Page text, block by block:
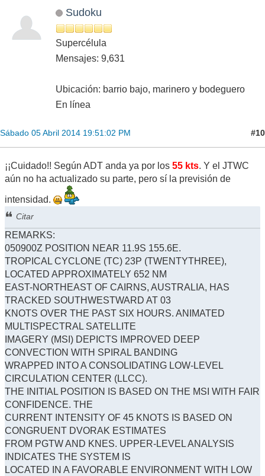
Sudoku
Supercélula
Mensajes: 9,631
Ubicación: barrio bajo, marinero y bodeguero
En línea
Sábado 05 Abril 2014 19:51:02 PM #10
¡¡Cuidado!! Según ADT anda ya por los 55 kts. Y el JTWC
aún no ha actualizado su parte, pero sí la previsión de
intensidad.
Citar
REMARKS:
050900Z POSITION NEAR 11.9S 155.6E.
TROPICAL CYCLONE (TC) 23P (TWENTYTHREE),
LOCATED APPROXIMATELY 652 NM
EAST-NORTHEAST OF CAIRNS, AUSTRALIA, HAS
TRACKED SOUTHWESTWARD AT 03
KNOTS OVER THE PAST SIX HOURS. ANIMATED
MULTISPECTRAL SATELLITE
IMAGERY (MSI) DEPICTS IMPROVED DEEP
CONVECTION WITH SPIRAL BANDING
WRAPPED INTO A CONSOLIDATING LOW-LEVEL
CIRCULATION CENTER (LLCC).
THE INITIAL POSITION IS BASED ON THE MSI WITH FAIR
CONFIDENCE. THE
CURRENT INTENSITY OF 45 KNOTS IS BASED ON
CONGRUENT DVORAK ESTIMATES
FROM PGTW AND KNES. UPPER-LEVEL ANALYSIS
INDICATES THE SYSTEM IS
LOCATED IN A FAVORABLE ENVIRONMENT WITH LOW